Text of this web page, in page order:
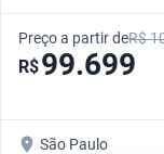
Preço a partir deR$
R$99.699
São Paulo